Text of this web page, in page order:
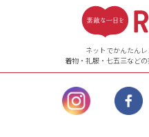
【ご注文（インターネット）】
24時間年中無休
【お問い合わせ窓口（メー
ル）】10:00~17:00
土曜日、日曜日、臨
時休業日を除く。
営業時間外にいただ
ネットでかんたん
着物・礼服・七五三など